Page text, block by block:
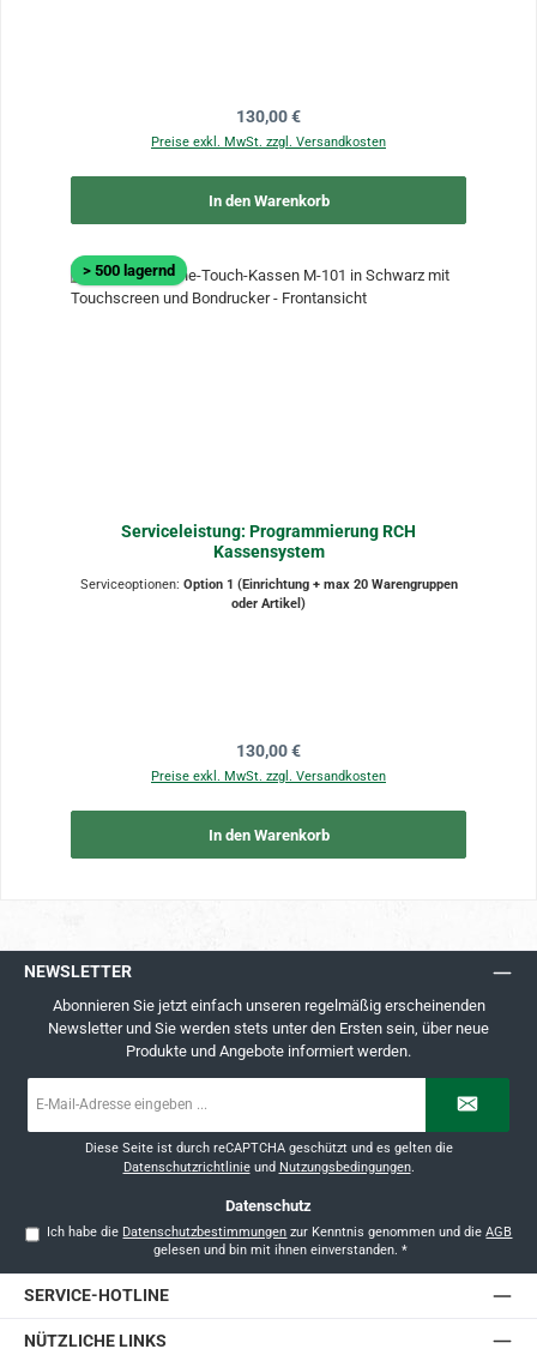
Regulärer Preis:
130,00 €
Preise exkl. MwSt. zzgl. Versandkosten
In den Warenkorb
> 500 lagernd
Serviceleistung: Programmierung RCH
Kassensystem
Serviceoptionen: Option 1 (Einrichtung + max 20 Warengruppen
oder Artikel)
Regulärer Preis:
130,00 €
Preise exkl. MwSt. zzgl. Versandkosten
In den Warenkorb
NEWSLETTER
Abonnieren Sie jetzt einfach unseren regelmäßig erscheinenden
Newsletter und Sie werden stets unter den Ersten sein, über neue
Produkte und Angebote informiert werden.
Mail-
Diese Seite ist durch reCAPTCHA geschützt und es gelten die
Datenschutzrichtlinieund Nutzungsbedingungen.
Datenschutz
Ich habe die Datenschutzbestimmungen zur Kenntnis genommen und dieAGB
gelesen und bin mit ihnen einverstanden. *
SERVICE-HOTLINE
NÜTZLICHE LINKS